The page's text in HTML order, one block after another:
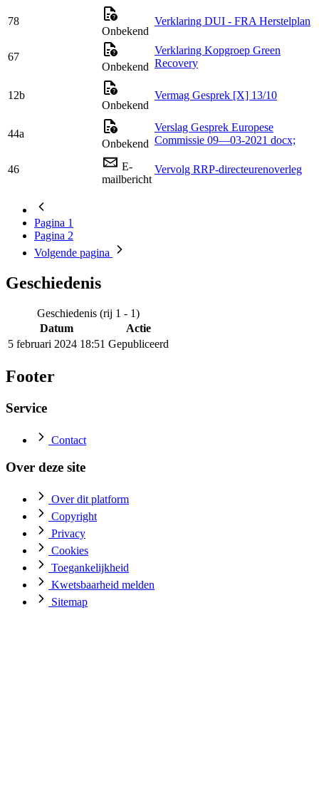
78
Onbekend
Verklaring DUI - FRA Herstelplan
67
Onbekend
Verklaring Kopgroep Green
Recovery
12b
Onbekend
Vermag Gesprek [X] 13/10
44a
Onbekend
Verslag Gesprek Europese
Commissie 09—03-2021 docx;
46
E-
mailbericht
Vervolg RRP-directeurenoverleg
Pagina 1
Pagina 2
Volgende pagina
Geschiedenis
Geschiedenis (rij 1 - 1)
Datum
Actie
5 februari 2024 18:51 Gepubliceerd
Footer
Service
Contact
Over deze site
Over dit platform
Copyright
Privacy
Cookies
Toegankelijkheid
Kwetsbaarheid melden
Sitemap